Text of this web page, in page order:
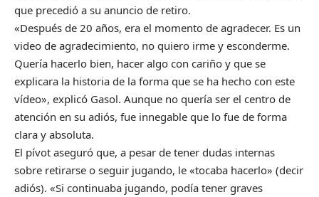
que precedió a su anuncio de retiro.
«Después de 20 años, era el momento de agradecer. Es un
video de agradecimiento, no quiero irme y esconderme.
Quería hacerlo bien, hacer algo con cariño y que se
explicara la historia de la forma que se ha hecho con este
vídeo», explicó Gasol. Aunque no quería ser el centro de
atención en su adiós, fue innegable que lo fue de forma
clara y absoluta.
El pívot aseguró que, a pesar de tener dudas internas
sobre retirarse o seguir jugando, le «tocaba hacerlo» (decir
adiós). «Si continuaba jugando, podía tener graves